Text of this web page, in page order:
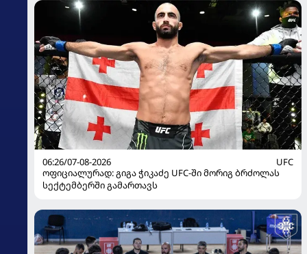
06:26/07-08-2026
UFC
ოფიციალურად: გიგა ჭიკაძე UFC-ში მორიგ ბრძოლას
სექტემბერში გამართავს